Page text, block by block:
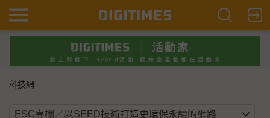
科技網